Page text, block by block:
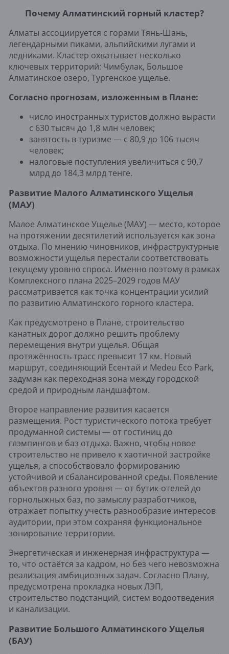
Почему Алматинский горный кластер?
Алматы ассоциируется с горами Тянь-Шань,
легендарными пиками, альпийскими лугами и
ледниками. Кластер охватывает несколько
ключевых территорий: Чимбулак, Большое
Алматинское озеро, Тургенское ущелье.
Согласно прогнозам, изложенным в Плане:
число иностранных туристов должно вырасти
с 630 тысяч до 1,8 млн человек;
занятость в туризме — с 80,9 до 106 тысяч
человек;
налоговые поступления увеличиться с 90,7
млрд до 184,3 млрд тенге.
Развитие Малого Алматинского Ущелья
(МАУ)
Малое Алматинское Ущелье (МАУ) — место, которое
на протяжении десятилетий используется как зона
отдыха. По мнению чиновников, инфраструктурные
возможности ущелья перестали соответствовать
текущему уровню спроса. Именно поэтому в рамках
Комплексного плана 2025–2029 годов МАУ
рассматривается как точка концентрации усилий
по развитию Алматинского горного кластера.
Как предусмотрено в Плане, строительство
канатных дорог должно решить проблему
перемещения внутри ущелья. Общая
протяжённость трасс превысит 17 км. Новый
маршрут, соединяющий Есентай и Medeu Eco Park,
задуман как переходная зона между городской
средой и природным ландшафтом.
Второе направление развития касается
размещения. Рост туристического потока требует
продуманной системы — от гостиниц до
глэмпингов и баз отдыха. Важно, чтобы новое
строительство не привело к хаотичной застройке
ущелья, а способствовало формированию
устойчивой и сбалансированной среды. Появление
объектов разного уровня — от бутик-отелей до
горнолыжных баз, по замыслу разработчиков,
отражает попытку учесть разнообразие интересов
аудитории, при этом сохраняя функциональное
зонирование территории.
Энергетическая и инженерная инфраструктура —
то, что остаётся за кадром, но без чего невозможна
реализация амбициозных задач. Согласно Плану,
предусмотрена прокладка новых ЛЭП,
строительство подстанций, систем водоотведения
и канализации.
Развитие Большого Алматинского Ущелья
(БАУ)